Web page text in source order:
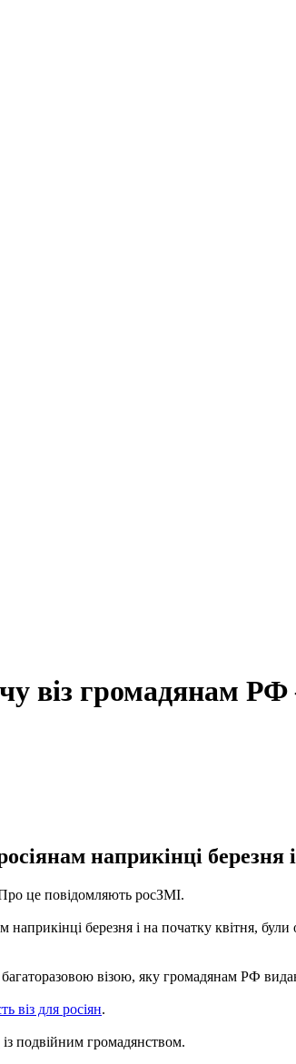
віз громадянам
наприкінці
Про це повідомляють росЗМІ.
наприкінці березня і на початку квітня,
візою, яку громадянам РФ
віз для росіян.
із подвійним громадянством.